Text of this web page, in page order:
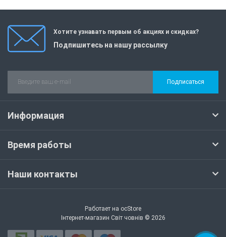
Хотите узнавать первым об акциях и скидках?
Подпишитесь на нашу рассылку
Подписаться
Информация
Время работы
Наши контакты
Работает на ocStore
Інтернет-магазин Світ човнів © 2026